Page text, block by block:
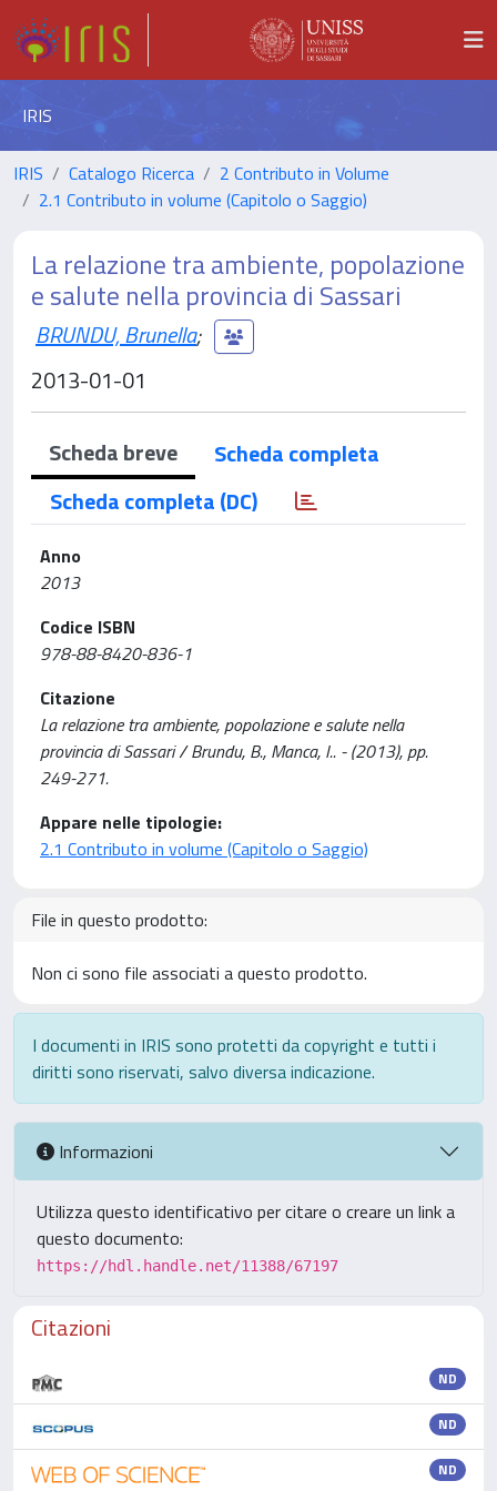
IRIS
IRIS Catalogo Ricerca
2 Contributo in Volume
2.1 Contributo in volume (Capitolo o Saggio)
La relazione tra ambiente, popolazione
e salute nella provincia di Sassari
BRUNDU, Brunella;
2013-01-01
Scheda breve
Scheda completa
Scheda completa (DC)
Anno
2013
Codice ISBN
978-88-8420-836-1
Citazione
La relazione tra ambiente, popolazione e salute nella
provincia di Sassari / Brundu, B., Manca, I.. - (2013), pp.
249-271.
Appare nelle tipologie:
2.1 Contributo in volume (Capitolo o Saggio)
File in questo prodotto:
Non ci sono file associati a questo prodotto.
I documenti in IRIS sono protetti da copyright e tutti i
diritti sono riservati, salvo diversa indicazione.
Informazioni
Utilizza questo identificativo per citare o creare un link a
questo documento:
https://hdl.handle.net/11388/67197
Citazioni
ND
ND
ND